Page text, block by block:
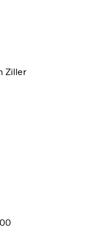
Ziller